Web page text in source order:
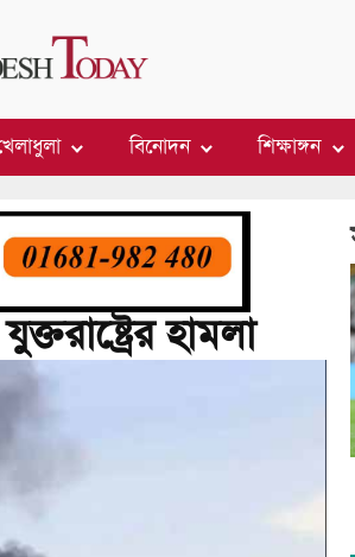
বিনোদন শিক্ষাঙ্গন
হামলা